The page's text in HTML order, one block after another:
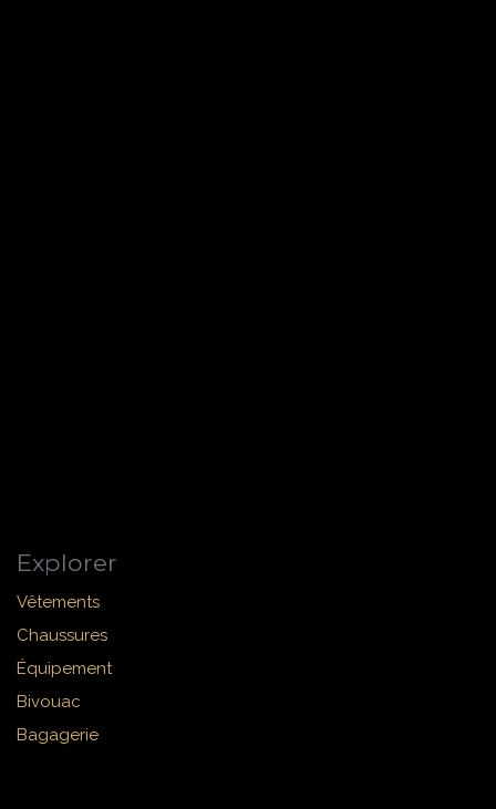
Explorer
Vêtements
Chaussures
Équipement
Bivouac
Bagagerie